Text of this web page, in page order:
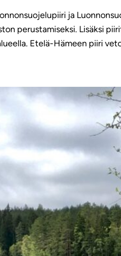
ja
perustamiseksi. Lisäksi
Etelä-Hämeen piiri